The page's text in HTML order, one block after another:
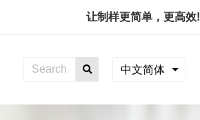
让制样更简单，更高效!
中文简体